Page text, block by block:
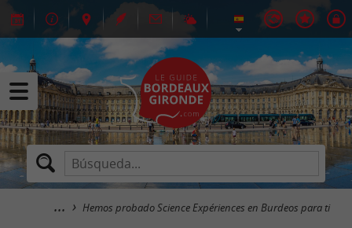
Hemos probado Science Expériences en Burdeos para ti